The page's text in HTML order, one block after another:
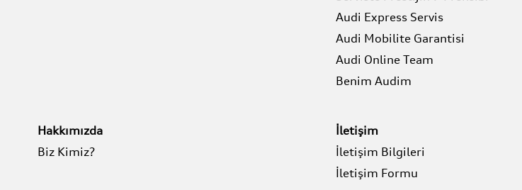
Audi Express Servis
Audi Mobilite Garantisi
Audi Online Team
Benim Audim
Hakkımızda
Biz Kimiz?
İletişim
İletişim Bilgileri
İletişim Formu